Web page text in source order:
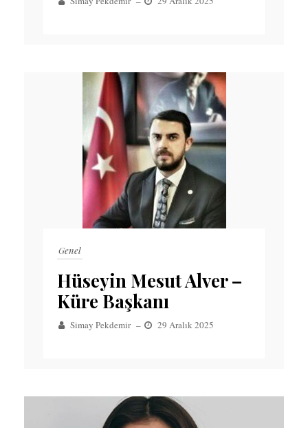
Genel
Hüseyin Mesut Alver –
Küre Başkanı
Simay Pekdemir – 29 Aralık 2025